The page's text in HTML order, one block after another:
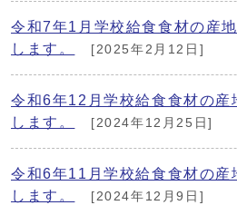
令和7年1月学校給食食材の産
します。
[2025年2月12日]
令和6年12月学校給食食材の産
します。
[2024年12月25日]
令和6年11月学校給食食材の産
します。
[2024年12月9日]